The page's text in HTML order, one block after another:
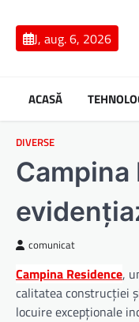
contentJ, aug. 6, 2026
ACASĂ
DIVERSE
Campina
comunicat
Campina Residence,
calitatea construcției
locuire excepționale